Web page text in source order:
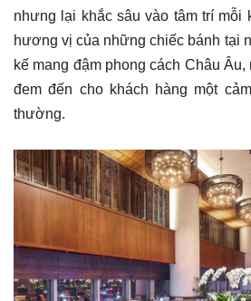
nhưng lại khắc sâu vào tâm trí mỗi
hương vị của những chiếc bánh tại
kế mang đậm phong cách Châu Âu,
đem đến cho khách hàng một
thường.